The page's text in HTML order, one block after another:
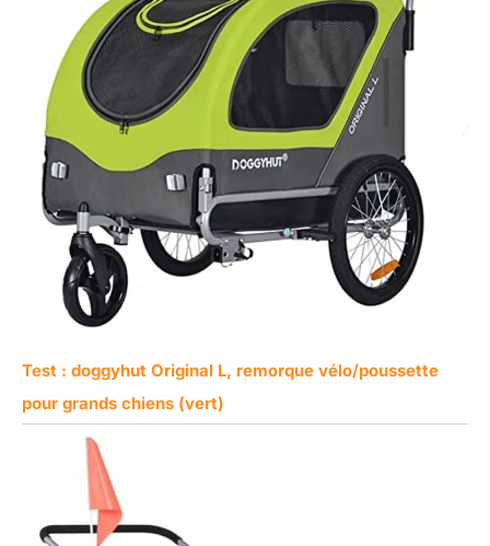
Test : doggyhut Original L, remorque vélo/poussette
pour grands chiens (vert)